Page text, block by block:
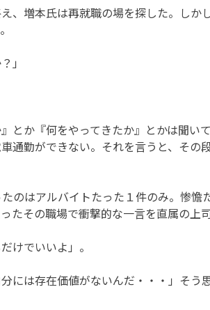
、増本氏は再就職の場を探した。しか
」
』とか『何をやってきたか』とかは聞い
通勤ができない。それを言うと、その
のはアルバイトたった１件のみ。惨憺
たその職場で衝撃的な一言を直属の上
けでいいよ」。
には存在価値がないんだ・・・」そう